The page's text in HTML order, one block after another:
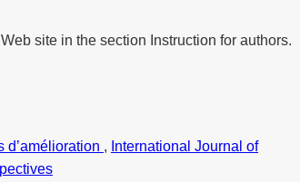
site in the section Instruction for authors.
d’amélioration , International Journal of